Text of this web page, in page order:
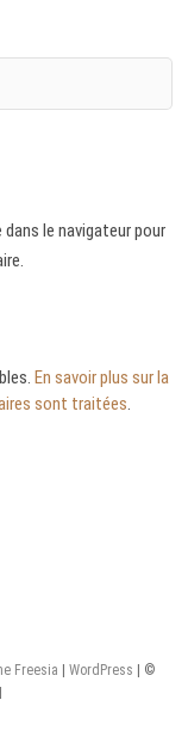
le navigateur pour
En savoir plus sur la
sont traitées.
Freesia |WordPress | ©